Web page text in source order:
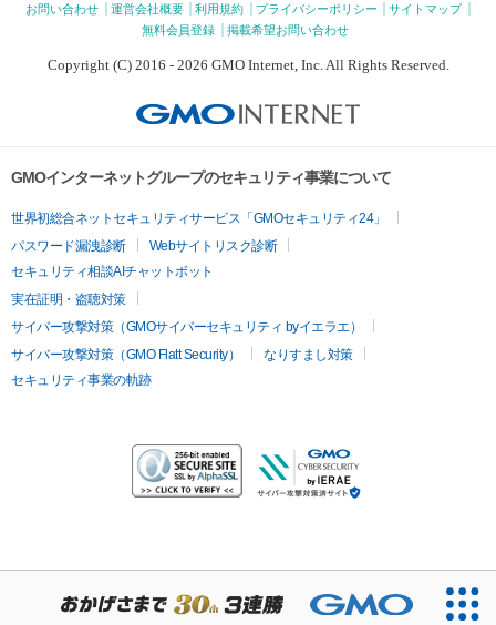
お問い合わせ 運営会社概要 利用規約 プライバシーポリシー
サイトマップ
無料会員登録
掲載希望お問い合わせ
Copyright (C) 2016 - 2026 GMO Internet, Inc. All Rights Reserved.
GMOインターネットグループのセキュリティ事業について
世界初総合ネットセキュリティサービス「GMOセキュリティ24」
パスワード漏洩診断
Webサイトリスク診断
セキュリティ相談AIチャットボット
実在証明・盗聴対策
サイバー攻撃対策（GMOサイバーセキュリティ byイエラエ）
サイバー攻撃対策（GMO Flatt Security）
なりすまし対策
セキュリティ事業の軌跡